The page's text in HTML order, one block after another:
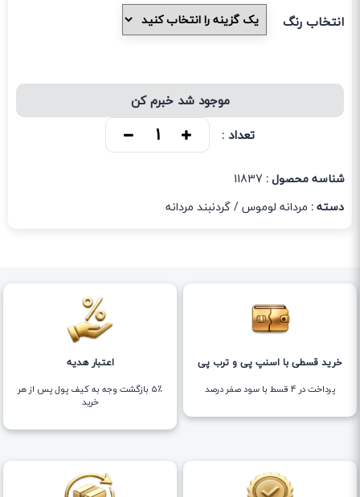
انتخاب رنگ
موجود شد خبرم کن
تعداد :
شناسه محصول : 11837
دسته : مردانه لوموس/گردنبند مردانه
خرید قسطی با اسنپ پی و ترب پی
پرداخت در 4 قسط با سود صفر درصد
اعتبار هدیه
5٪ بازگشت وجه به کیف پول پس از هر
خرید